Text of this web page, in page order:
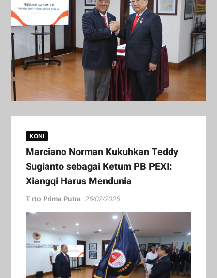
KONI
Marciano Norman Kukuhkan Teddy
Sugianto sebagai Ketum PB PEXI:
Xiangqi Harus Mendunia
Tirto Prima Putra 26/02/2026